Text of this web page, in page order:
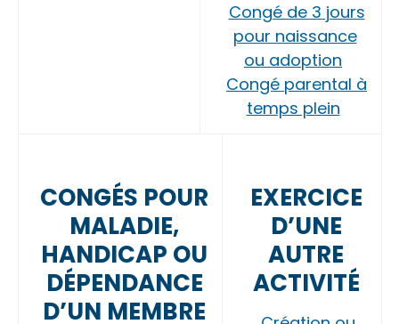
Congé de 3 jours
pour naissance
ou adoption
Congé parental à
temps plein
CONGÉS POUR
MALADIE,
HANDICAP OU
DÉPENDANCE
D’UN MEMBRE
EXERCICE
D’UNE
AUTRE
ACTIVITÉ